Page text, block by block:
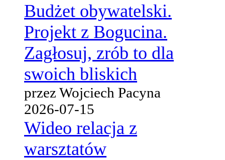
Budżet obywatelski.
Projekt z Bogucina.
Zagłosuj, zrób to dla
swoich bliskich
przez Wojciech Pacyna
2026-07-15
Wideo relacja z
warsztatów